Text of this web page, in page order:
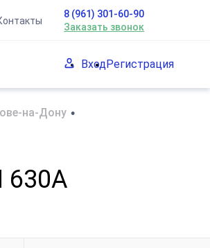
8 (961) 301-60-90
Заказать звонок
ВходРегистрация
на-Дону •
630A